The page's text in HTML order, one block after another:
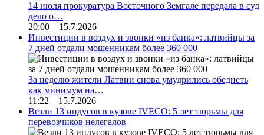
14 июля прокуратура Восточного Земгале передала в суд
дело о…
20:00 15.7.2026
Инвестиции в воздух и звонки «из банка»: латвийцы за
7 дней отдали мошенникам более 360 000
За неделю жители Латвии снова умудрились обеднеть
как минимум на…
11:22 15.7.2026
Везли 13 индусов в кузове IVECO: 5 лет тюрьмы для
перевозчиков нелегалов